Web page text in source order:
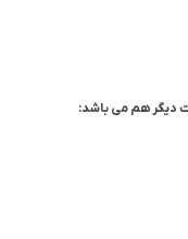
دیگر هم می باشد: